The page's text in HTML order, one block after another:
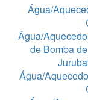
Água/
Água/
de Bomba
Água/